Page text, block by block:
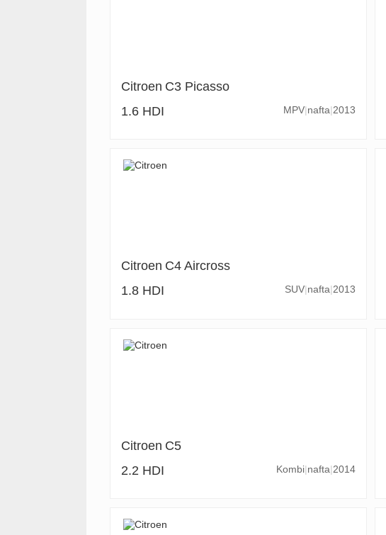
Citroen C3 Picasso
2013
1.6 HDI nafta
MPV
Citroen C4 Aircross
2013
1.8 HDI nafta
SUV
Citroen C5
2014
2.2 HDI nafta
Kombi